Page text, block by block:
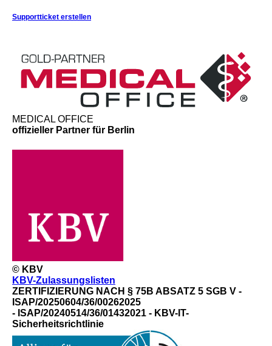
Supportticket erstellen
MEDICAL OFFICE
offizieller Partner für Berlin
© KBV
KBV-Zulassungslisten
ZERTIFIZIERUNG NACH § 75B ABSATZ 5 SGB V -
ISAP/20250604/36/00262025
- ISAP/20240514/36/01432021 - KBV-IT-
Sicherheitsrichtlinie